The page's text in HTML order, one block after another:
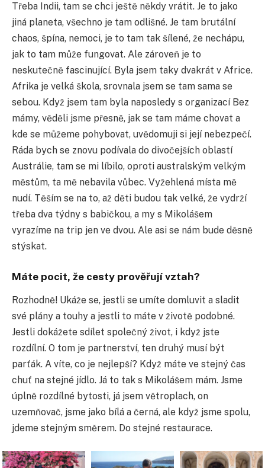
Třeba Indii, tam se chci ještě někdy vrátit. Je to jako
jiná planeta, všechno je tam odlišné. Je tam brutální
chaos, špína, nemoci, je to tam tak šílené, že nechápu,
jak to tam může fungovat. Ale zároveň je to
neskutečně fascinující. Byla jsem taky dvakrát v Africe.
Afrika je velká škola, srovnala jsem se tam sama se
sebou. Když jsem tam byla naposledy s organizací Bez
mámy, věděli jsme přesně, jak se tam máme chovat a
kde se můžeme pohybovat, uvědomuji si její nebezpečí.
Ráda bych se znovu podívala do divočejších oblastí
Austrálie, tam se mi líbilo, oproti australským velkým
městům, ta mě nebavila vůbec. Vyžehlená místa mě
nudí. Těším se na to, až děti budou tak velké, že vydrží
třeba dva týdny s babičkou, a my s Mikolášem
vyrazíme na trip jen ve dvou. Ale asi se nám bude děsně
stýskat.
Máte pocit, že cesty prověřují vztah?
Rozhodně! Ukáže se, jestli se umíte domluvit a sladit
své plány a touhy a jestli to máte v životě podobné.
Jestli dokážete sdílet společný život, i když jste
rozdílní. O tom je partnerství, ten druhý musí být
parťák. A víte, co je nejlepší? Když máte ve stejný čas
chuť na stejné jídlo. Já to tak s Mikolášem mám. Jsme
úplně rozdílné bytosti, já jsem větroplach, on
uzemňovač, jsme jako bílá a černá, ale když jsme spolu,
jdeme stejným směrem. Do stejné restaurace.